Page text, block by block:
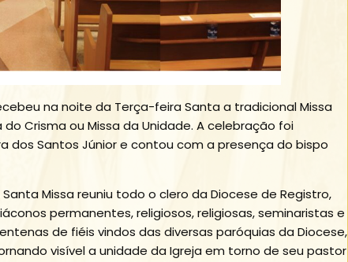
na noite da Terça-feira Santa a tradicional Missa
Crisma ou Missa da Unidade. A celebração foi
dos Santos Júnior e contou com a presença do bispo
Santa Missa reuniu todo o clero da Diocese de Registro,
permanentes, religiosos, religiosas, seminaristas e
de fiéis vindos das diversas paróquias da Diocese,
visível a unidade da Igreja em torno de seu pastor